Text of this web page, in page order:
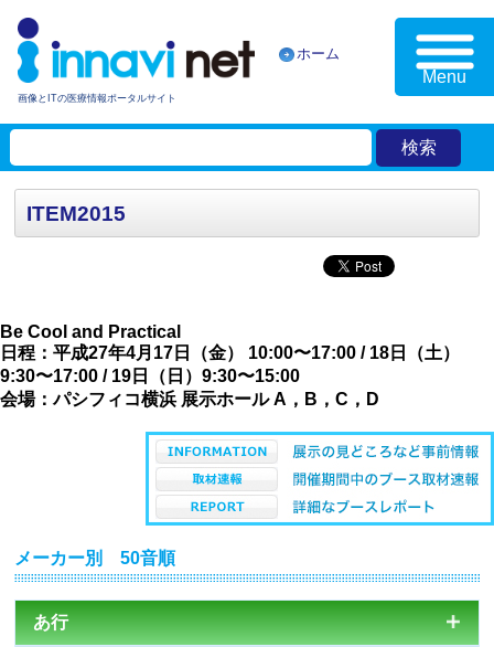
画像とITの医療情報ポータルサイト
ホーム
Menu
ITEM2015
Be Cool and Practical
日程：平成27年4月17日（金） 10:00〜17:00 / 18日（土）
9:30〜17:00 / 19日（日）9:30〜15:00
会場：パシフィコ横浜 展示ホール A，B，C，D
メーカー別 50音順
あ行